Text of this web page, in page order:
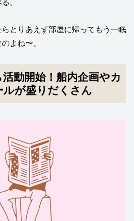
とりあえず部屋に帰ってもう一眠
よね〜。
動開始！船内企画やカ
が盛りだくさん